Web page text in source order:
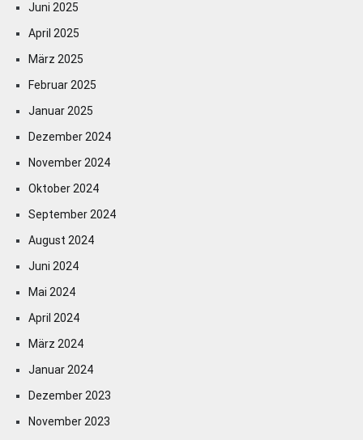
Juni 2025
April 2025
März 2025
Februar 2025
Januar 2025
Dezember 2024
November 2024
Oktober 2024
September 2024
August 2024
Juni 2024
Mai 2024
April 2024
März 2024
Januar 2024
Dezember 2023
November 2023